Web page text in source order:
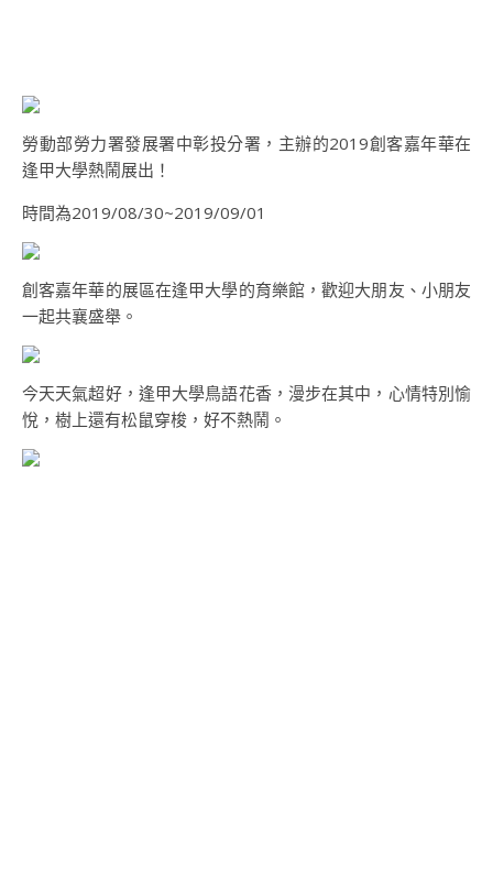
勞動部勞力署發展署中彰投分署，主辦的2019創客嘉年華在
逢甲大學熱鬧展出！
時間為2019/08/30~2019/09/01
創客嘉年華的展區在逢甲大學的育樂館，歡迎大朋友、小朋友
一起共襄盛舉。
今天天氣超好，逢甲大學鳥語花香，漫步在其中，心情特別愉
悅，樹上還有松鼠穿梭，好不熱鬧。